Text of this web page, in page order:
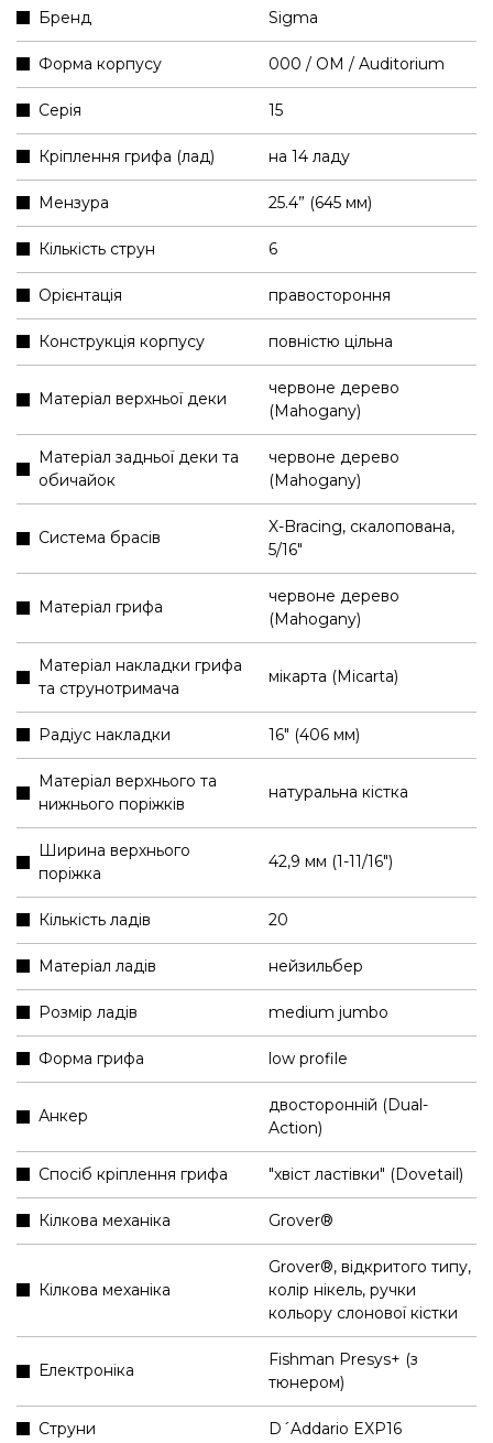
Бренд Sigma
Форма корпусу 000 / OM / Auditorium
Серія 15
Кріплення грифа (лад) на 14 ладу
Мензура 25.4” (645 мм)
Кількість струн 6
Орієнтація правостороння
Конструкція корпусу повністю цільна
Матеріал верхньої деки
червоне дерево
(Mahogany)
Матеріал задньої деки та
обичайок
червоне дерево
(Mahogany)
Система брасів
X-Bracing, скалопована,
5/16"
Матеріал грифа
червоне дерево
(Mahogany)
Матеріал накладки грифа
та струнотримача
мікарта (Micarta)
Радіус накладки 16" (406 мм)
Матеріал верхнього та
нижнього поріжків
натуральна кістка
Ширина верхнього
поріжка
42,9 мм (1-11/16″)
Кількість ладів 20
Матеріал ладів нейзильбер
Розмір ладів medium jumbo
Форма грифа low profile
Анкер
двосторонній (Dual-
Action)
Спосіб кріплення грифа "хвіст ластівки" (Dovetail)
Кілкова механіка Grover®
Кілкова механіка
Grover®, відкритого типу,
колір нікель, ручки
кольору слонової кістки
Електроніка
Fishman Presys+ (з
тюнером)
Струни D´Addario EXP16